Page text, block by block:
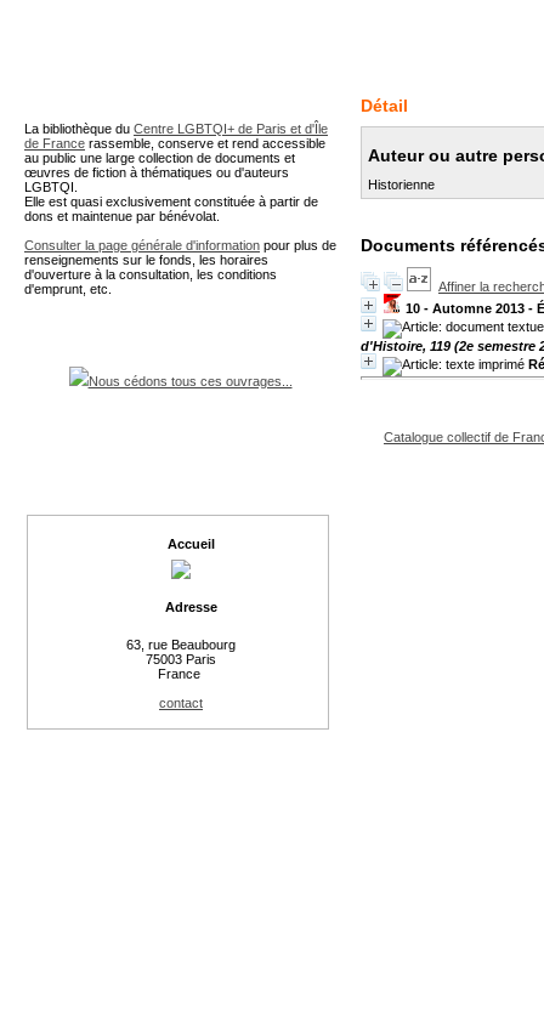
Détail
Auteur ou autre
Historienne
Documents
Affiner la
10 - Automne 2013 -
d'Histoire, 119 (2e semestre
Catalogue collectif de
La bibliothèque du Centre LGBTQI+ de Paris et d'Île
de France rassemble, conserve et rend accessible
au public une large collection de documents et
œuvres de fiction à thématiques ou d'auteurs
LGBTQI.
Elle est quasi exclusivement constituée à partir de
dons et maintenue par bénévolat.
Consulter la page générale d'information pour plus de
renseignements sur le fonds, les horaires
d'ouverture à la consultation, les conditions
d'emprunt, etc.
Nous cédons tous ces ouvrages...
Accueil
Adresse
63, rue Beaubourg
75003 Paris
France
contact